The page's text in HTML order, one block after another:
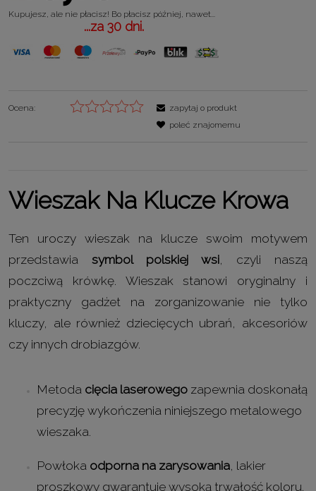
Kupujesz, ale nie płacisz! Bo płacisz później, nawet...
...za 30 dni.
Ocena:
zapytaj o produkt
poleć znajomemu
Wieszak Na Klucze Krowa
Ten uroczy wieszak na klucze swoim motywem
przedstawia symbol polskiej wsi , czyli naszą
poczciwą krówkę. Wieszak stanowi oryginalny i
praktyczny gadżet na zorganizowanie nie tylko
kluczy, ale również dziecięcych ubrań, akcesoriów
czy innych drobiazgów.
Metoda cięcia laserowego zapewnia doskonałą
precyzję wykończenia niniejszego metalowego
wieszaka.
Powłoka odporna na zarysowania , lakier
proszkowy gwarantuje wysoką trwałość koloru.